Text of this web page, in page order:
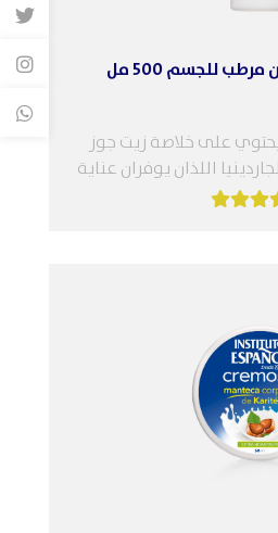
للجسم 500 مل
على خلاصة زيت جوز
اللذان يوفران عناية
يُنصح به خصيصًا...